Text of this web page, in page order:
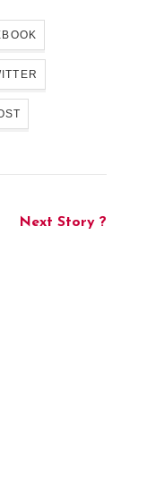
Next Story ?